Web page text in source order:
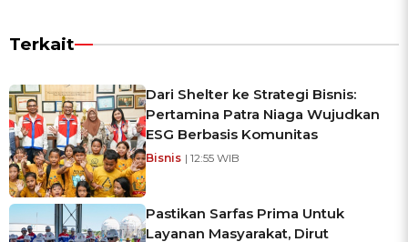
Terkait
Dari Shelter ke Strategi Bisnis:
Pertamina Patra Niaga Wujudkan
ESG Berbasis Komunitas
Bisnis | 12:55 WIB
Pastikan Sarfas Prima Untuk
Layanan Masyarakat, Dirut